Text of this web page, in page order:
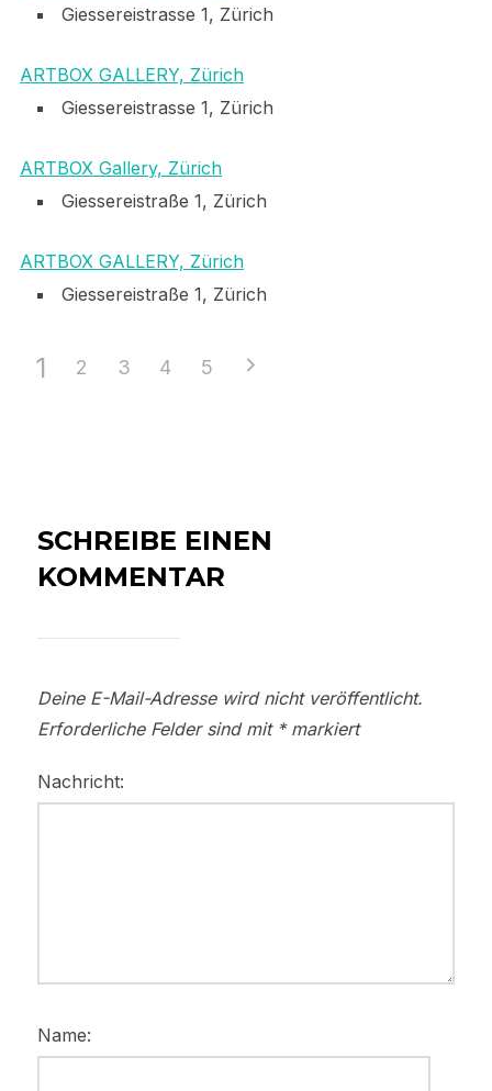
Giessereistrasse 1, Zürich
ARTBOX GALLERY, Zürich
Giessereistrasse 1, Zürich
ARTBOX Gallery, Zürich
Giessereistraße 1, Zürich
ARTBOX GALLERY, Zürich
Giessereistraße 1, Zürich
1 2 3 4 5
SCHREIBE EINEN
KOMMENTAR
Deine E-Mail-Adresse wird nicht veröffentlicht.
Erforderliche Felder sind mit *markiert
Nachricht:
Name: